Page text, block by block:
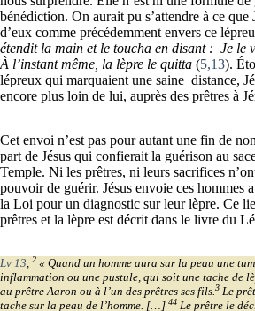
bénédiction. On aurait pu s’attendre à ce que
d’eux comme précédemment envers ce
étendit la main et le toucha en disant : Je le
À l’instant même, la lèpre le quitta (5,13).
lépreux qui marquaient une saine distance,
encore plus loin de lui, auprès des prêtres à
Cet envoi n’est pas pour autant une fin de
part de Jésus qui confierait la guérison au
Temple. Ni les prêtres, ni leurs sacrifices
pouvoir de guérir. Jésus envoie ces hommes
la Loi pour un diagnostic sur leur lèpre. Ce
prêtres et la lèpre est décrit dans le livre du
Lv 13 2 « Quand un homme aura sur la peau une
inflammation ou une pustule, qui soit une tache de
au prêtre Aaron ou à l’un des prêtres ses fils. 3 Le
tache sur la peau de l’homme. […] 44 Le prêtre le